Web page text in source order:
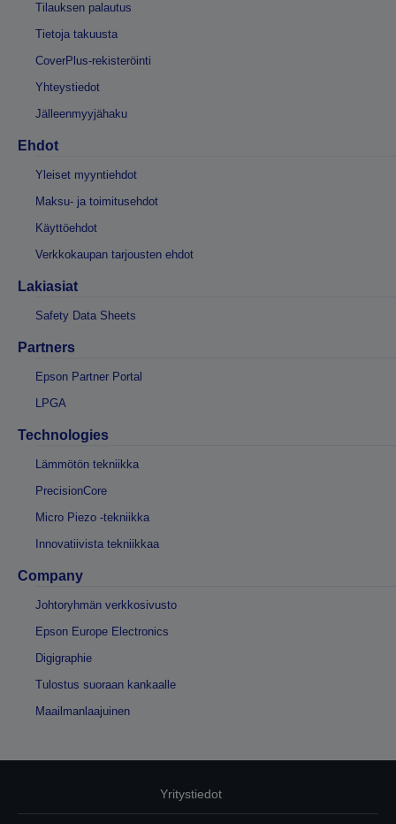
Tilauksen palautus
Tietoja takuusta
CoverPlus-rekisteröinti
Yhteystiedot
Jälleenmyyjähaku
Ehdot
Yleiset myyntiehdot
Maksu- ja toimitusehdot
Käyttöehdot
Verkkokaupan tarjousten ehdot
Lakiasiat
Safety Data Sheets
Partners
Epson Partner Portal
LPGA
Technologies
Lämmötön tekniikka
PrecisionCore
Micro Piezo -tekniikka
Innovatiivista tekniikkaa
Company
Johtoryhmän verkkosivusto
Epson Europe Electronics
Digigraphie
Tulostus suoraan kankaalle
Maailmanlaajuinen
Yritystiedot